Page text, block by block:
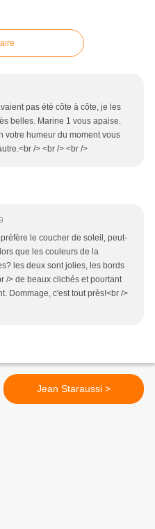
pas été côte à côte, je les
belles. Marine 1 vous apaise.
votre humeur du moment vous
/> <br /> <br />
le coucher de soleil, peut-
que les couleurs de la
les deux sont jolies, les bords
/> de beaux clichés et pourtant
Dommage, c'est tout près!<br />
Jean Staraussi >